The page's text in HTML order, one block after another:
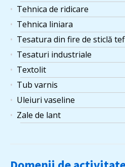
Tehnica de ridicare
Tehnica liniara
Tesatura din fire de sticlă
Tesaturi industriale
Textolit
Tub varnis
Uleiuri vaseline
Zale de lant